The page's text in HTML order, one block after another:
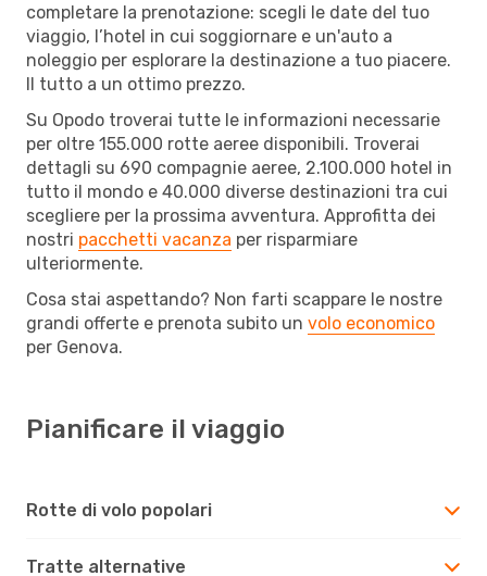
completare la prenotazione: scegli le date del tuo
viaggio, l’hotel in cui soggiornare e un'auto a
noleggio per esplorare la destinazione a tuo piacere.
Il tutto a un ottimo prezzo.
Su Opodo troverai tutte le informazioni necessarie
per oltre 155.000 rotte aeree disponibili. Troverai
dettagli su 690 compagnie aeree, 2.100.000 hotel in
tutto il mondo e 40.000 diverse destinazioni tra cui
scegliere per la prossima avventura. Approfitta dei
nostri pacchetti vacanza per risparmiare
ulteriormente.
Cosa stai aspettando? Non farti scappare le nostre
grandi offerte e prenota subito un volo economico
per Genova.
Pianificare il viaggio
Rotte di volo popolari
Tratte alternative